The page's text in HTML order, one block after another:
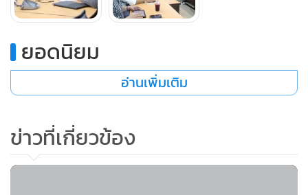
ไปเหตุเกิด 2-3 วันที่ผ่านมา และสงสัยว่าศพที่พบอาจจะเป็นสามี
ยอดนิยม
อ่านเพิ่มเติม
ข่าวที่เกี่ยวข้อง